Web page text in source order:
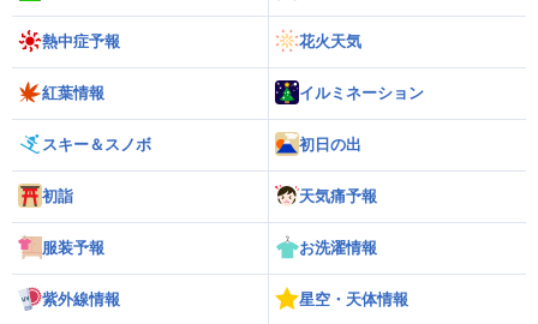
熱中症予報 花火天気
紅葉情報 イルミネーション
スキー＆スノボ 初日の出
初詣 天気痛予報
服装予報 お洗濯情報
紫外線情報 星空・天体情報